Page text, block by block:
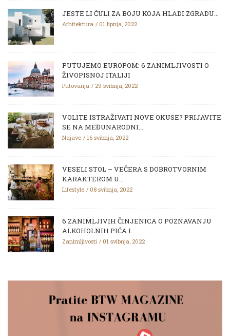
JESTE LI ČULI ZA BOJU KOJA HLADI ZGRADU...
Arhitektura 01 lipnja, 2022
PUTUJEMO EUROPOM: 6 ZANIMLJIVOSTI O
ŽIVOPISNOJ ITALIJI
Putovanja 29 svibnja, 2022
VOLITE ISTRAŽIVATI NOVE OKUSE? PRIJAVITE
SE NA MEĐUNARODNI...
Najave 16 svibnja, 2022
VESELI STOL – VEČERA S DOBROTVORNIM
KARAKTEROM U...
Lifestyle 08 svibnja, 2022
6 ZANIMLJIVIH ČINJENICA O POZNAVANJU
ALKOHOLNIH PIĆA I...
Zanimljivosti 01 svibnja, 2022